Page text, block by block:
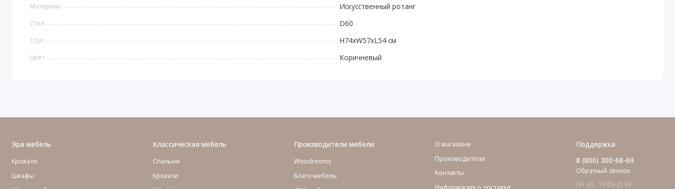
Материал Искусственный ротанг
Стол D60
Стул H74xW57xL54 см
Цвет Коричневый
Эра мебель
Кровати
Шкафы
Классическая мебель
Спальни
Кровати
Производители мебели
Woodrooms
Благо мебель
О магазине
Производители
Контакты
Информация о доставке
Поддержка
8 (800) 300-68-69
Обратный звонок
ПН.-ВС. 10:00-21:00